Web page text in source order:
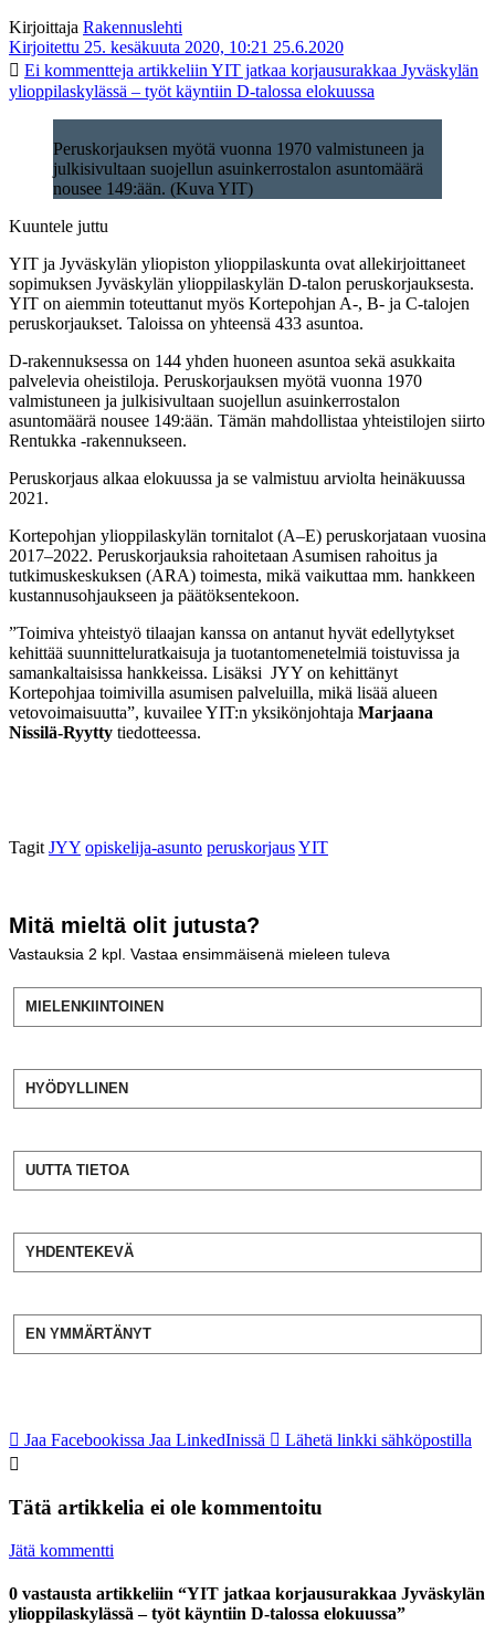
Kirjoittaja Rakennuslehti
Kirjoitettu 25. kesäkuuta 2020, 10:21 25.6.2020
Ei kommentteja artikkeliin YIT jatkaa korjausurakkaa Jyväskylän
ylioppilaskylässä – työt käyntiin D-talossa elokuussa
Peruskorjauksen myötä vuonna 1970 valmistuneen ja
julkisivultaan suojellun asuinkerrostalon asuntomäärä
nousee 149:ään. (Kuva YIT)
Kuuntele juttu
YIT ja Jyväskylän yliopiston ylioppilaskunta ovat allekirjoittaneet
sopimuksen Jyväskylän ylioppilaskylän D-talon peruskorjauksesta.
YIT on aiemmin toteuttanut myös Kortepohjan A-, B- ja C-talojen
peruskorjaukset. Taloissa on yhteensä 433 asuntoa.
D-rakennuksessa on 144 yhden huoneen asuntoa sekä asukkaita
palvelevia oheistiloja. Peruskorjauksen myötä vuonna 1970
valmistuneen ja julkisivultaan suojellun asuinkerrostalon
asuntomäärä nousee 149:ään. Tämän mahdollistaa yhteistilojen siirto
Rentukka -rakennukseen.
Peruskorjaus alkaa elokuussa ja se valmistuu arviolta heinäkuussa
2021.
Kortepohjan ylioppilaskylän tornitalot (A–E) peruskorjataan vuosina
2017–2022. Peruskorjauksia rahoitetaan Asumisen rahoitus ja
tutkimuskeskuksen (ARA) toimesta, mikä vaikuttaa mm. hankkeen
kustannusohjaukseen ja päätöksentekoon.
”Toimiva yhteistyö tilaajan kanssa on antanut hyvät edellytykset
kehittää suunnitteluratkaisuja ja tuotantomenetelmiä toistuvissa ja
samankaltaisissa hankkeissa. Lisäksi JYY on kehittänyt
Kortepohjaa toimivilla asumisen palveluilla, mikä lisää alueen
vetovoimaisuutta”, kuvailee YIT:n yksikönjohtaja Marjaana
Nissilä-Ryytty tiedotteessa.
Tagit JYY opiskelija-asunto peruskorjausYIT
Mitä mieltä olit jutusta?
Vastauksia 2 kpl. Vastaa ensimmäisenä mieleen tuleva
MIELENKIINTOINEN
HYÖDYLLINEN
UUTTA TIETOA
YHDENTEKEVÄ
EN YMMÄRTÄNYT
Jaa Facebookissa Jaa LinkedInissä Lähetä linkki sähköpostilla
Tätä artikkelia ei ole kommentoitu
Jätä kommentti
0 vastausta artikkeliin “YIT jatkaa korjausurakkaa Jyväskylän
ylioppilaskylässä – työt käyntiin D-talossa elokuussa”